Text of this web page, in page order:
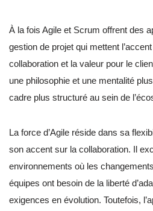
À la fois Agile et Scrum offrent des
gestion de projet qui mettent
collaboration et la valeur pour le
une philosophie et une mentalité
cadre plus structuré au sein de
La force d’Agile réside dans sa
son accent sur la collaboration. Il
environnements où les
équipes ont besoin de la liberté
exigences en évolution. Toutefois,